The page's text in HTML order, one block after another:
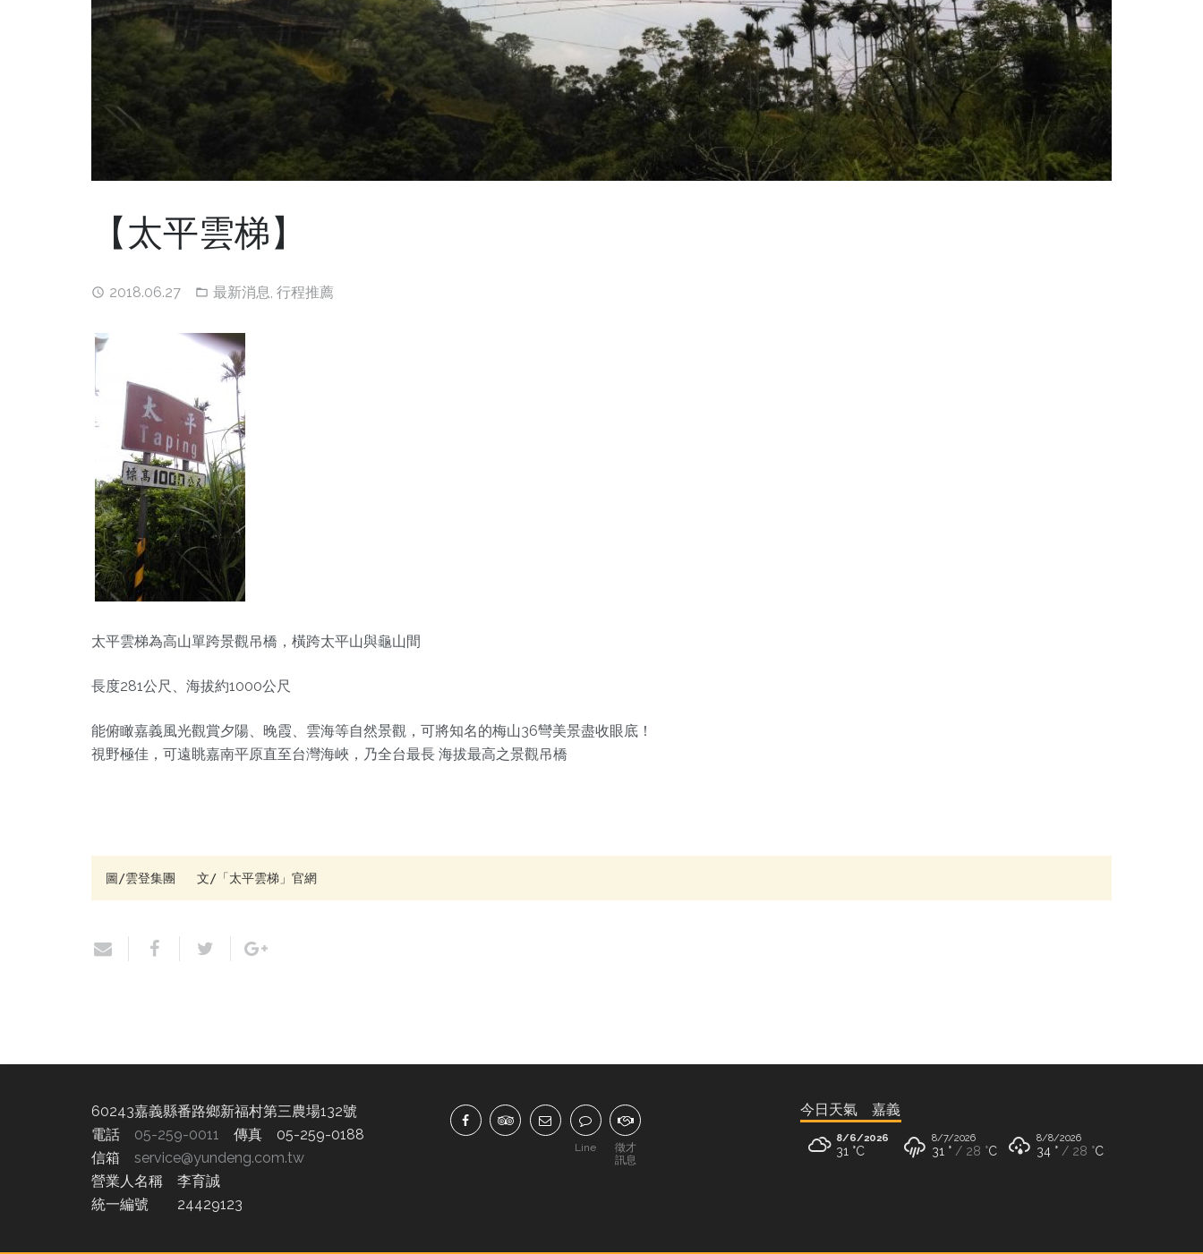
【太平雲梯】
2018.06.27 最新消息, 行程推薦
太平雲梯為高山單跨景觀吊橋，橫跨太平山與龜山間
長度281公尺、海拔約1000公尺
能俯瞰嘉義風光觀賞夕陽、晚霞、雲海等自然景觀，可將知名的梅山36彎美景盡收眼底！
視野極佳，可遠眺嘉南平原直至台灣海峽，乃全台最長 海拔最高之景觀吊橋
圖/雲登集團   文/「太平雲梯」官網
60243嘉義縣番路鄉新福村第三農場132號
電話 05-259-0011 傳真 05-259-0188
信箱 service@yundeng.com.tw
營業人名稱 李育誠
統一編號 24429123
Line
徵才
訊息
今日天氣 嘉義
8/6/2026
31 °C
8/7/2026
31 ° 28 °C
8/8/2026
34 ° 28 °C